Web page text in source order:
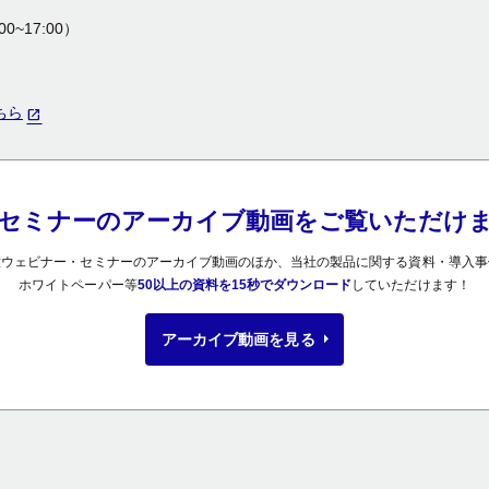
）
ら
ミナーのアーカイブ動画をご覧いただけま
ェビナー・セミナーのアーカイブ動画のほか、 当社の製品に関する資料・導入事
ホワイトペーパー等50以上の資料を15秒でダウンロード していただけます！
アーカイブ動画を見る